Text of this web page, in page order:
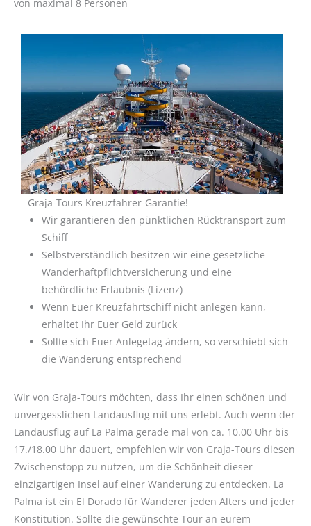
von maximal 8 Personen
Graja-Tours Kreuzfahrer-Garantie!
Wir garantieren den pünktlichen Rücktransport zum
Schiff
Selbstverständlich besitzen wir eine gesetzliche
Wanderhaftpflichtversicherung und eine
behördliche Erlaubnis (Lizenz)
Wenn Euer Kreuzfahrtschiff nicht anlegen kann,
erhaltet Ihr Euer Geld zurück
Sollte sich Euer Anlegetag ändern, so verschiebt sich
die Wanderung entsprechend
Wir von Graja-Tours möchten, dass Ihr einen schönen und
unvergesslichen Landausflug mit uns erlebt. Auch wenn der
Landausflug auf La Palma gerade mal von ca. 10.00 Uhr bis
17./18.00 Uhr dauert, empfehlen wir von Graja-Tours diesen
Zwischenstopp zu nutzen, um die Schönheit dieser
einzigartigen Insel auf einer Wanderung zu entdecken. La
Palma ist ein El Dorado für Wanderer jeden Alters und jeder
Konstitution. Sollte die gewünschte Tour an eurem